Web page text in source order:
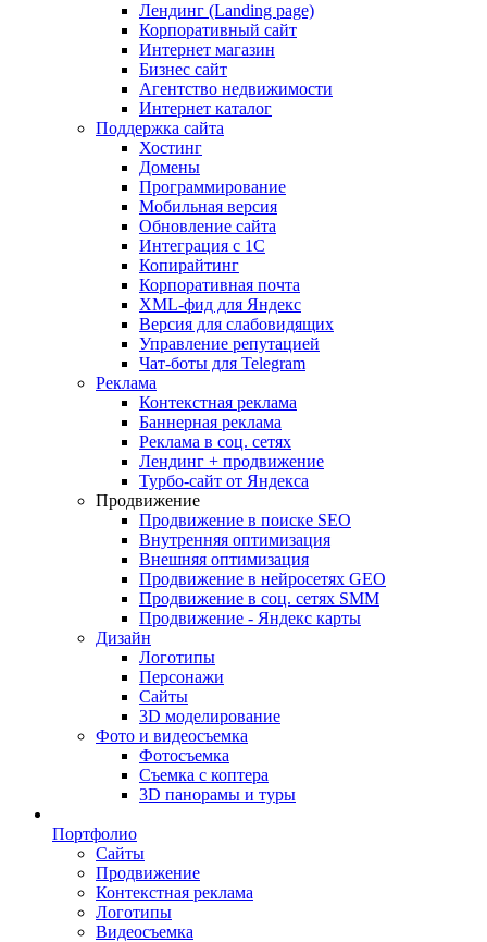
Лендинг (Landing page)
Корпоративный сайт
Интернет магазин
Бизнес сайт
Агентство недвижимости
Интернет каталог
Поддержка сайта
Хостинг
Домены
Программирование
Мобильная версия
Обновление сайта
Интеграция с 1С
Копирайтинг
Корпоративная почта
XML-фид для Яндекс
Версия для слабовидящих
Управление репутацией
Чат-боты для Telegram
Реклама
Контекстная реклама
Баннерная реклама
Реклама в соц. сетях
Лендинг + продвижение
Турбо-сайт от Яндекса
Продвижение
Продвижение в поиске SEO
Внутренняя оптимизация
Внешняя оптимизация
Продвижение в нейросетях GEO
Продвижение в соц. сетях SMM
Продвижение - Яндекс карты
Дизайн
Логотипы
Персонажи
Сайты
3D моделирование
Фото и видеосъемка
Фотосъемка
Съемка с коптера
3D панорамы и туры
Портфолио
Сайты
Продвижение
Контекстная реклама
Логотипы
Видеосъемка